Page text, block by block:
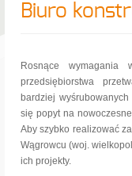
Biuro
Rosnące wymagania
przedsiębiorstwa
bardziej
się popyt na
Aby szybko realizować
Wągrowcu (woj.
ich projekty.